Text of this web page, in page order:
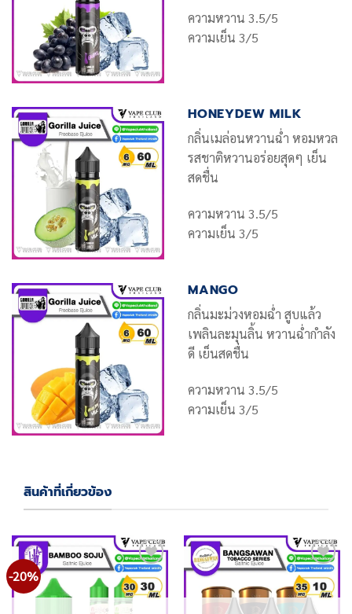
ความหวาน 3.5/5
ความเย็น 3/5
HONEYDEW MILK
กลิ่นเมล่อนหวานฉ่ำ หอมหวล
รสชาติหวานอร่อยสุดๆ เย็น
สดชื่น
ความหวาน 3.5/5
ความเย็น 3/5
MANGO
กลิ่นมะม่วงหอมฉ่ำ สูบแล้ว
เพลินละมุนลิ้น หวานฉ่ำกำลัง
ดี เย็นสดชื่น
ความหวาน 3.5/5
ความเย็น 3/5
สินค้าที่เกี่ยวข้อง
-20%
Add
to
wishlist
Add
to
wishlist